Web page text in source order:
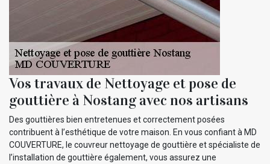
Vos travaux de Nettoyage et pose de
gouttière à Nostang avec nos artisans
Des gouttières bien entretenues et correctement posées
contribuent à l’esthétique de votre maison. En vous confiant à MD
COUVERTURE, le couvreur nettoyage de gouttière et spécialiste de
l’installation de gouttière également, vous assurez une